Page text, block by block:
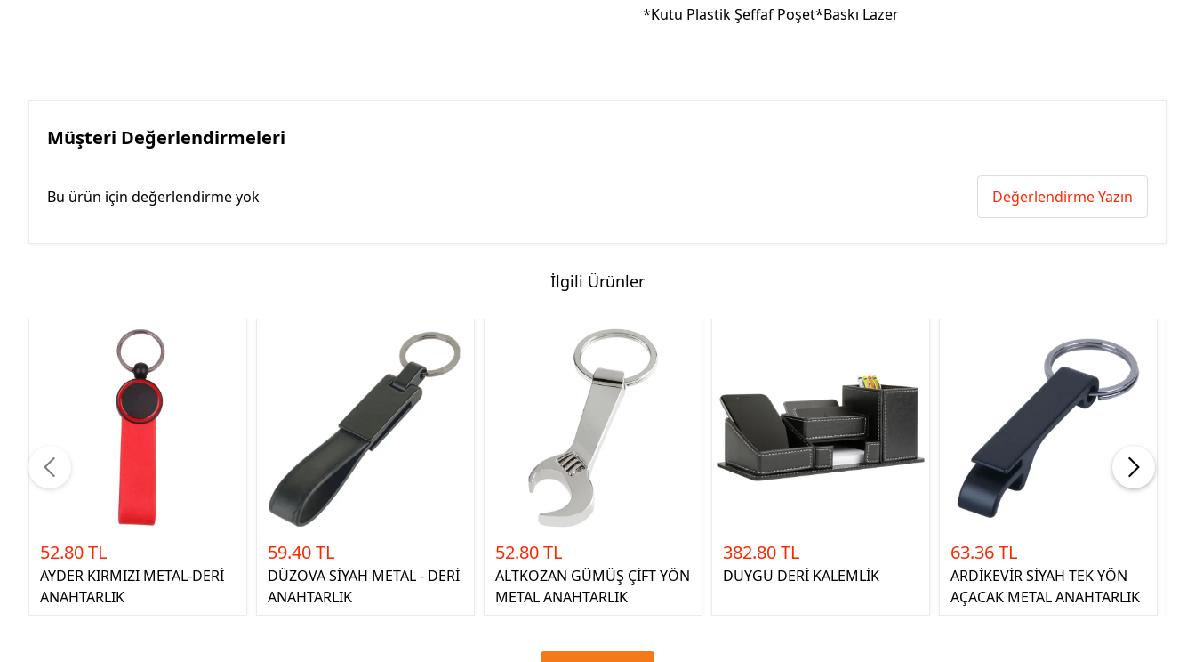
*Kutu Plastik Şeffaf Poşet*Baskı Lazer
Müşteri Değerlendirmeleri
Bu ürün için değerlendirme yok Değerlendirme Yazın
İlgili Ürünler
52.80 TL
AYDER KIRMIZI METAL-DERİ
ANAHTARLIK
59.40 TL
DÜZOVA SİYAH METAL - DERİ
ANAHTARLIK
52.80 TL
ALTKOZAN GÜMÜŞ ÇİFT YÖN
METAL ANAHTARLIK
382.80 TL
DUYGU DERİ KALEMLİK
63.36 TL
ARDİKEVİR SİYAH TEK YÖN
AÇACAK METAL ANAHTARLIK